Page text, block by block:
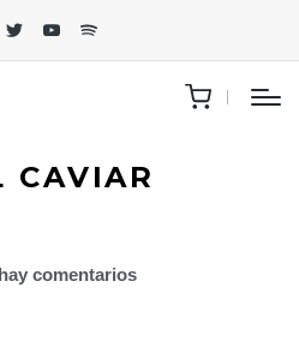
CAVIAR
comentarios